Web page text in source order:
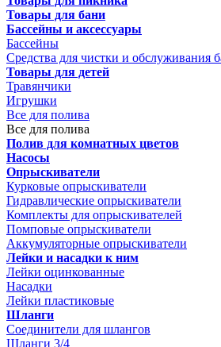
Товары для бани
Бассейны и аксессуары
Бассейны
Средства для чистки и обслуживания
Товары для детей
Травянчики
Игрушки
Все для полива
Все для полива
Полив для комнатных цветов
Насосы
Опрыскиватели
Курковые опрыскиватели
Гидравлические опрыскиватели
Комплекты для опрыскивателей
Помповые опрыскиватели
Аккумуляторные опрыскиватели
Лейки и насадки к ним
Лейки оцинкованные
Насадки
Лейки пластиковые
Шланги
Соединители для шлангов
Шланги 3/4